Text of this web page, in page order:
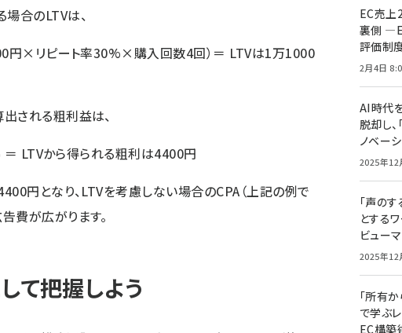
合のLTVは、
円×リピート率30%×購入回数4回）＝ LTVは1万1000
される粗利益は、
LTVから得られる粗利は4400円
円となり、LTVを考慮しない場合のCPA（上記の例で
費が広がります。
て把握しよう
EC売上
裏側
評価制
2月4日
AI時代
脱却し
ノベー
2025年12
「声の
とする
ビュー
2025年12
「所有
で学ぶ
EC構築